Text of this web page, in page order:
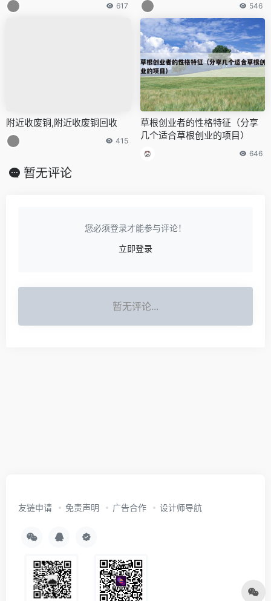
617 546
附近收废铜,附近收废铜回收
415
草根创业者的性格特征（分享
几个适合草根创业的项目）
646
暂无评论
您必须登录才能参与评论！
立即登录
暂无评论...
友链申请 免责声明 广告合作 设计师导航